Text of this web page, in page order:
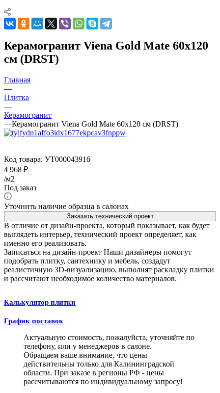
Керамогранит Viena Gold Mate 60x120
см (DRST)
Главная
—
Плитка
—
Керамогранит
—Керамогранит Viena Gold Mate 60x120 см (DRST)
Код товара: УТ000043916
4 968 ₽
/м2
Под заказ
Уточнить наличие образца в салонах
Заказать технический проект
В отличие от дизайн-проекта, который показывает, как будет
выглядеть интерьер, технический проект определяет, как
именно его реализовать.
Записаться на дизайн-проект Наши дизайнеры помогут
подобрать плитку, сантехнику и мебель, создадут
реалистичную 3D-визуализацию, выполнят раскладку плитки
и рассчитают необходимое количество материалов.
Калькулятор плитки
График поставок
Актуальную стоимость, пожалуйста, уточняйте по
телефону, или у менеджеров в салоне.
Обращаем ваше внимание, что цены
действительны только для Калининградской
области. При заказе в регионы РФ - цены
рассчитываются по индивидуальному запросу!